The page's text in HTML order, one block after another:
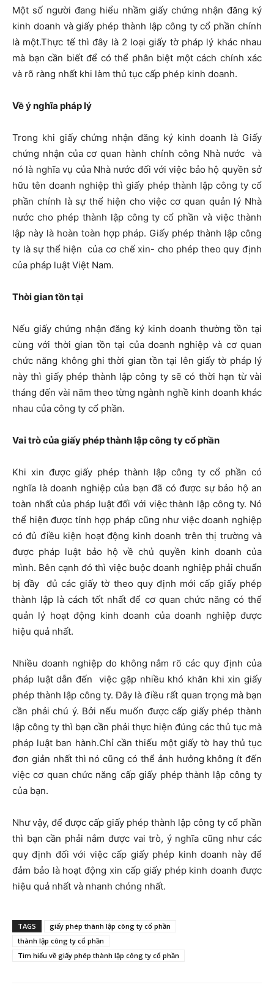
Một số người đang hiểu nhầm giấy chứng nhận đăng ký
kinh doanh và giấy phép thành lập công ty cổ phần chính
là một.Thực tế thì đây là 2 loại giấy tờ pháp lý khác nhau
mà bạn cần biết để có thể phân biệt một cách chính xác
và rõ ràng nhất khi làm thủ tục cấp phép kinh doanh.
Về ý nghĩa pháp lý
Trong khi giấy chứng nhận đăng ký kinh doanh là Giấy
chứng nhận của cơ quan hành chính công Nhà nước và
nó là nghĩa vụ của Nhà nước đối với việc bảo hộ quyền sở
hữu tên doanh nghiệp thì giấy phép thành lập công ty cổ
phần chính là sự thể hiện cho việc cơ quan quản lý Nhà
nước cho phép thành lập công ty cổ phần và việc thành
lập này là hoàn toàn hợp pháp. Giấy phép thành lập công
ty là sự thể hiện của cơ chế xin- cho phép theo quy định
của pháp luật Việt Nam.
Thời gian tồn tại
Nếu giấy chứng nhận đăng ký kinh doanh thường tồn tại
cùng với thời gian tồn tại của doanh nghiệp và cơ quan
chức năng không ghi thời gian tồn tại lên giấy tờ pháp lý
này thì giấy phép thành lập công ty sẽ có thời hạn từ vài
tháng đến vài năm theo từng ngành nghề kinh doanh khác
nhau của công ty cổ phần.
Vai trò của giấy phép thành lập công ty cổ phần
Khi xin được giấy phép thành lập công ty cổ phần có
nghĩa là doanh nghiệp của bạn đã có được sự bảo hộ an
toàn nhất của pháp luật đối với việc thành lập công ty. Nó
thể hiện được tính hợp pháp cũng như việc doanh nghiệp
có đủ điều kiện hoạt động kinh doanh trên thị trường và
được pháp luật bảo hộ về chủ quyền kinh doanh của
mình. Bên cạnh đó thì việc buộc doanh nghiệp phải chuẩn
bị đầy đủ các giấy tờ theo quy định mới cấp giấy phép
thành lập là cách tốt nhất để cơ quan chức năng có thể
quản lý hoạt động kinh doanh của doanh nghiệp được
hiệu quả nhất.
Nhiều doanh nghiệp do không nắm rõ các quy định của
pháp luật dẫn đến việc gặp nhiều khó khăn khi xin giấy
phép thành lập công ty. Đây là điều rất quan trọng mà bạn
cần phải chú ý. Bởi nếu muốn được cấp giấy phép thành
lập công ty thì bạn cần phải thực hiện đúng các thủ tục mà
pháp luật ban hành.Chỉ cần thiếu một giấy tờ hay thủ tục
đơn giản nhất thì nó cũng có thể ảnh hưởng không ít đến
việc cơ quan chức năng cấp giấy phép thành lập công ty
của bạn.
Như vậy, để được cấp giấy phép thành lập công ty cổ phần
thì bạn cần phải nắm được vai trò, ý nghĩa cũng như các
quy định đối với việc cấp giấy phép kinh doanh này để
đảm bảo là hoạt động xin cấp giấy phép kinh doanh được
hiệu quả nhất và nhanh chóng nhất.
TAGS
giấy phép thành lập công ty cổ phần
thành lập công ty cổ phần
Tìm hiểu về giấy phép thành lập công ty cổ phần